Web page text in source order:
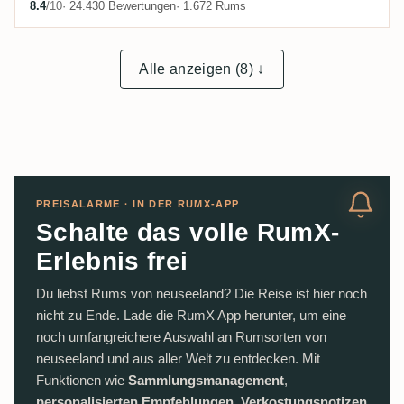
8.4/10· 24.430 Bewertungen· 1.672 Rums
Alle anzeigen (8) ↓
PREISALARME · IN DER RUMX-APP
Schalte das volle RumX-
Erlebnis frei
Du liebst Rums von neuseeland? Die Reise ist hier noch
nicht zu Ende. Lade die RumX App herunter, um eine
noch umfangreichere Auswahl an Rumsorten von
neuseeland und aus aller Welt zu entdecken. Mit
Funktionen wie Sammlungsmanagement,